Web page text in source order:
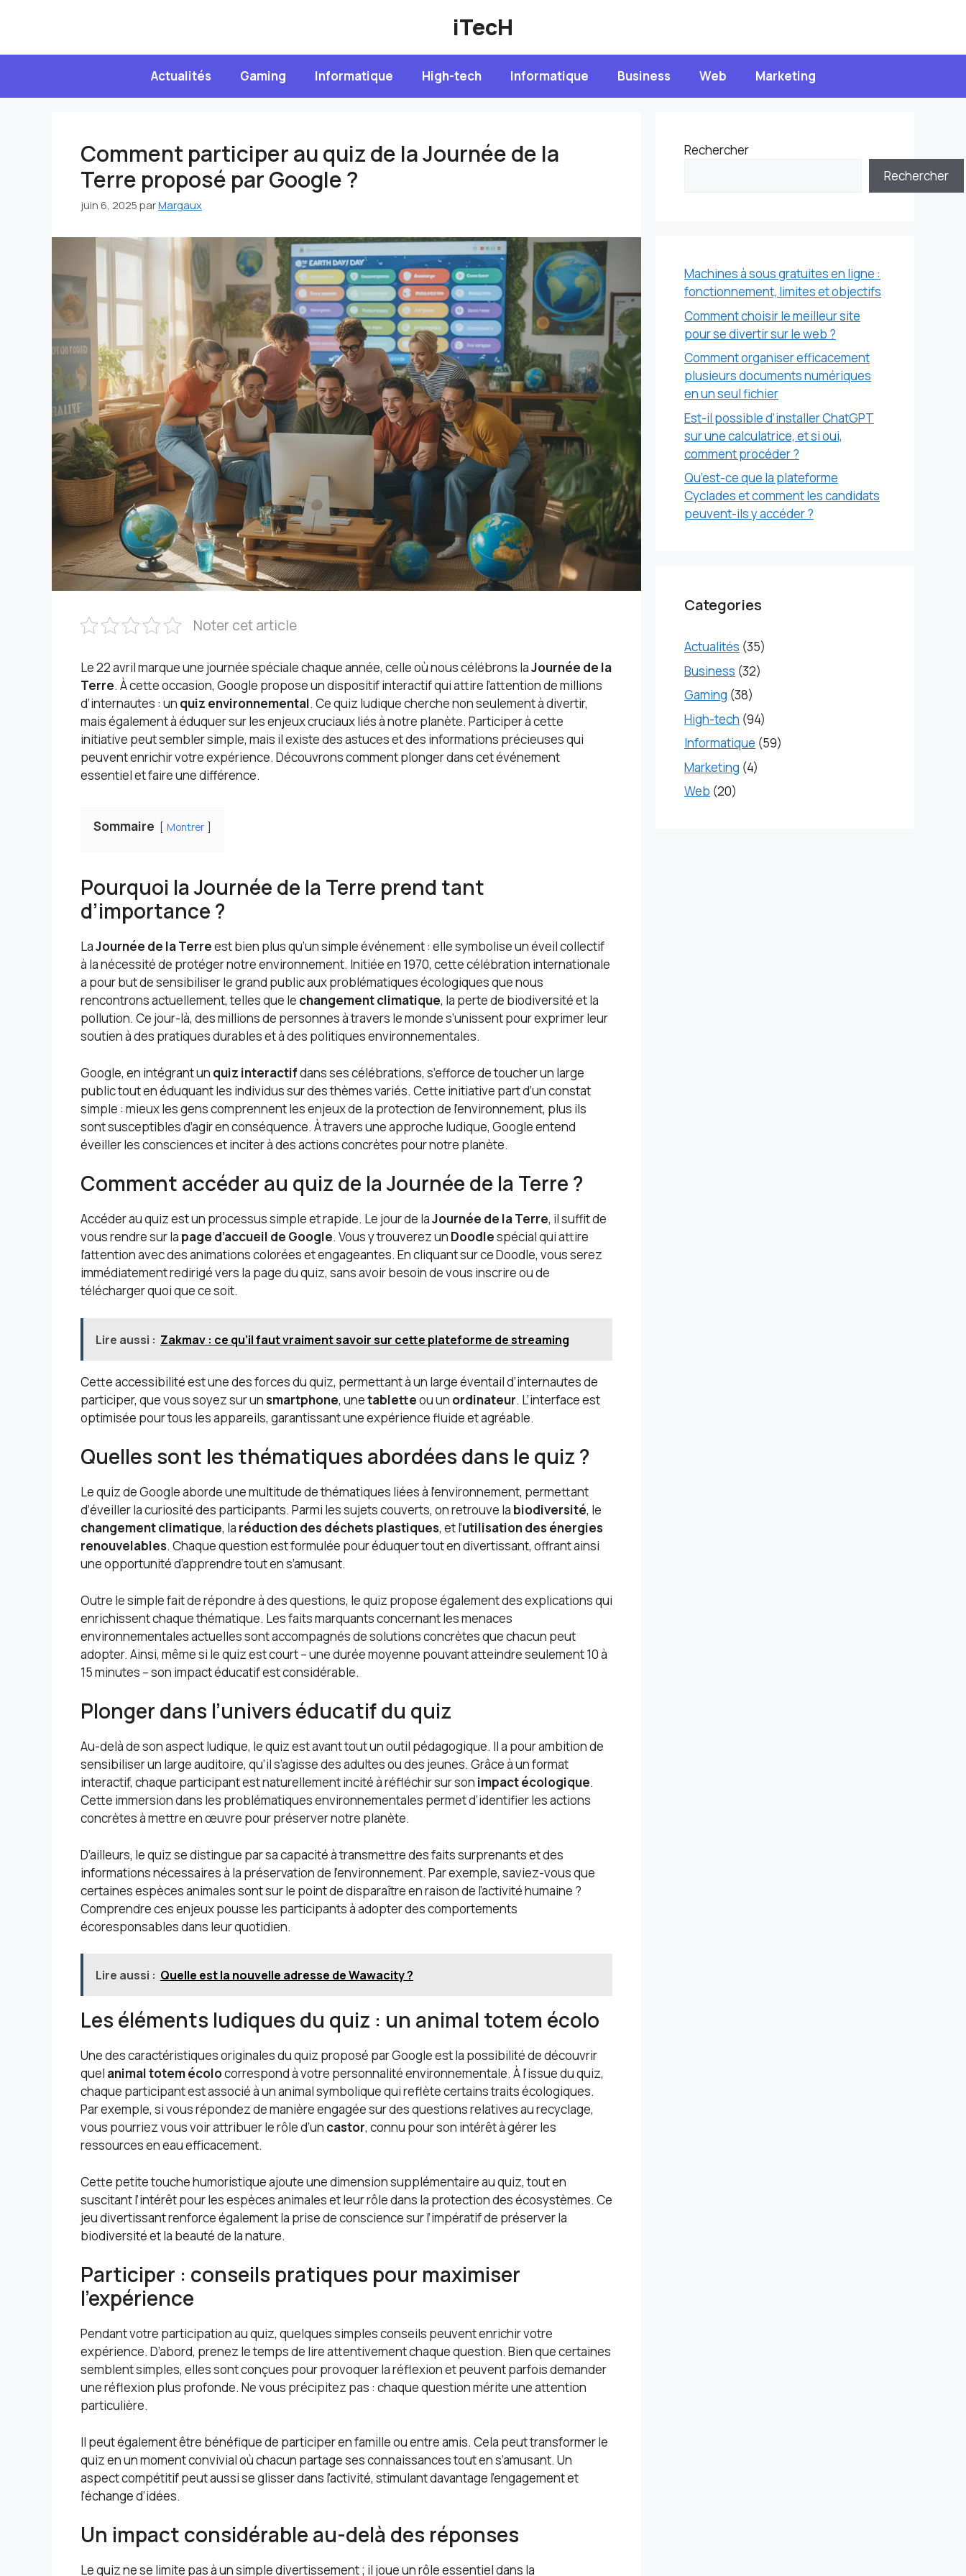
iTecH
Actualités Gaming Informatique High-tech Informatique Business Web Marketing
Comment participer au quiz de la Journée de la
Terre proposé par Google ?
juin 6, 2025 parMargaux
Noter cet article
Le 22 avril marque une journée spéciale chaque année, celle où nous célébrons laJournée de la
Terre. À cette occasion, Google propose un dispositif interactif qui attire l’attention de millions
d’internautes : un quiz environnemental. Ce quiz ludique cherche non seulement à divertir,
mais également à éduquer sur les enjeux cruciaux liés à notre planète. Participer à cette
initiative peut sembler simple, mais il existe des astuces et des informations précieuses qui
peuvent enrichir votre expérience. Découvrons comment plonger dans cet événement
essentiel et faire une différence.
Sommaire Montrer
Pourquoi la Journée de la Terre prend tant
d’importance ?
LaJournée de la Terreest bien plus qu’un simple événement : elle symbolise un éveil collectif
à la nécessité de protéger notre environnement. Initiée en 1970, cette célébration internationale
a pour but de sensibiliser le grand public aux problématiques écologiques que nous
rencontrons actuellement, telles que le changement climatique, la perte de biodiversité et la
pollution. Ce jour-là, des millions de personnes à travers le monde s’unissent pour exprimer leur
soutien à des pratiques durables et à des politiques environnementales.
Google, en intégrant un quiz interactifdans ses célébrations, s’efforce de toucher un large
public tout en éduquant les individus sur des thèmes variés. Cette initiative part d’un constat
simple : mieux les gens comprennent les enjeux de la protection de l’environnement, plus ils
sont susceptibles d’agir en conséquence. À travers une approche ludique, Google entend
éveiller les consciences et inciter à des actions concrètes pour notre planète.
Comment accéder au quiz de la Journée de la Terre ?
Accéder au quiz est un processus simple et rapide. Le jour de laJournée de la Terre, il suffit de
vous rendre sur la page d’accueil de Google. Vous y trouverez un Doodlespécial qui attire
l’attention avec des animations colorées et engageantes. En cliquant sur ce Doodle, vous serez
immédiatement redirigé vers la page du quiz, sans avoir besoin de vous inscrire ou de
télécharger quoi que ce soit.
Lire aussi : Zakmav : ce qu’il faut vraiment savoir sur cette plateforme de streaming
Cette accessibilité est une des forces du quiz, permettant à un large éventail d’internautes de
participer, que vous soyez sur unsmartphone, unetabletteou un ordinateur. L’interface est
optimisée pour tous les appareils, garantissant une expérience fluide et agréable.
Quelles sont les thématiques abordées dans le quiz ?
Le quiz de Google aborde une multitude de thématiques liées à l’environnement, permettant
d’éveiller la curiosité des participants. Parmi les sujets couverts, on retrouve la biodiversité, le
changement climatique, la réduction des déchets plastiques, et l’utilisation des énergies
renouvelables. Chaque question est formulée pour éduquer tout en divertissant, offrant ainsi
une opportunité d’apprendre tout en s’amusant.
Outre le simple fait de répondre à des questions, le quiz propose également des explications qui
enrichissent chaque thématique. Les faits marquants concernant les menaces
environnementales actuelles sont accompagnés de solutions concrètes que chacun peut
adopter. Ainsi, même si le quiz est court – une durée moyenne pouvant atteindre seulement 10 à
15 minutes – son impact éducatif est considérable.
Plonger dans l’univers éducatif du quiz
Au-delà de son aspect ludique, le quiz est avant tout un outil pédagogique. Il a pour ambition de
sensibiliser un large auditoire, qu’il s’agisse des adultes ou des jeunes. Grâce à un format
interactif, chaque participant est naturellement incité à réfléchir sur son impact écologique.
Cette immersion dans les problématiques environnementales permet d’identifier les actions
concrètes à mettre en œuvre pour préserver notre planète.
D’ailleurs, le quiz se distingue par sa capacité à transmettre des faits surprenants et des
informations nécessaires à la préservation de l’environnement. Par exemple, saviez-vous que
certaines espèces animales sont sur le point de disparaître en raison de l’activité humaine ?
Comprendre ces enjeux pousse les participants à adopter des comportements
écoresponsables dans leur quotidien.
Lire aussi : Quelle est la nouvelle adresse de Wawacity ?
Les éléments ludiques du quiz : un animal totem écolo
Une des caractéristiques originales du quiz proposé par Google est la possibilité de découvrir
quel animal totem écolocorrespond à votre personnalité environnementale. À l’issue du quiz,
chaque participant est associé à un animal symbolique qui reflète certains traits écologiques.
Par exemple, si vous répondez de manière engagée sur des questions relatives au recyclage,
vous pourriez vous voir attribuer le rôle d’un castor, connu pour son intérêt à gérer les
ressources en eau efficacement.
Cette petite touche humoristique ajoute une dimension supplémentaire au quiz, tout en
suscitant l’intérêt pour les espèces animales et leur rôle dans la protection des écosystèmes. Ce
jeu divertissant renforce également la prise de conscience sur l’impératif de préserver la
biodiversité et la beauté de la nature.
Participer : conseils pratiques pour maximiser
l’expérience
Pendant votre participation au quiz, quelques simples conseils peuvent enrichir votre
expérience. D’abord, prenez le temps de lire attentivement chaque question. Bien que certaines
semblent simples, elles sont conçues pour provoquer la réflexion et peuvent parfois demander
une réflexion plus profonde. Ne vous précipitez pas : chaque question mérite une attention
particulière.
Il peut également être bénéfique de participer en famille ou entre amis. Cela peut transformer le
quiz en un moment convivial où chacun partage ses connaissances tout en s’amusant. Un
aspect compétitif peut aussi se glisser dans l’activité, stimulant davantage l’engagement et
l’échange d’idées.
Un impact considérable au-delà des réponses
Le quiz ne se limite pas à un simple divertissement ; il joue un rôle essentiel dans la
Rechercher
Rechercher
Machines à sous gratuites en ligne :
fonctionnement, limites et objectifs
Comment choisir le meilleur site
pour se divertir sur le web ?
Comment organiser efficacement
plusieurs documents numériques
en un seul fichier
Est-il possible d’installer ChatGPT
sur une calculatrice, et si oui,
comment procéder ?
Qu’est-ce que la plateforme
Cyclades et comment les candidats
peuvent-ils y accéder ?
Categories
Actualités (35)
Business (32)
Gaming (38)
High-tech (94)
Informatique (59)
Marketing (4)
Web (20)